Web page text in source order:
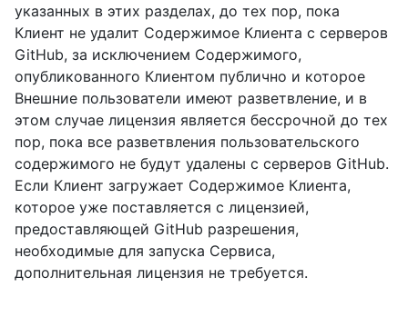
указанных в этих разделах, до тех пор, пока
Клиент не удалит Содержимое Клиента с серверов
GitHub, за исключением Содержимого,
опубликованного Клиентом публично и которое
Внешние пользователи имеют разветвление, и в
этом случае лицензия является бессрочной до тех
пор, пока все разветвления пользовательского
содержимого не будут удалены с серверов GitHub.
Если Клиент загружает Содержимое Клиента,
которое уже поставляется с лицензией,
предоставляющей GitHub разрешения,
необходимые для запуска Сервиса,
дополнительная лицензия не требуется.